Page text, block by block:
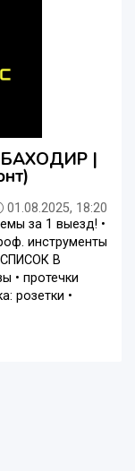
|
01.08.2025, 18:20
за 1 выезд! •
инструменты
СПИСОК В
• протечки
розетки •